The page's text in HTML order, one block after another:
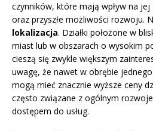
czynników, które mają wpływ na
oraz przyszłe możliwości rozwoju.
lokalizacja. Działki położone w
miast lub w obszarach o wysokim
cieszą się zwykle większym
uwagę, że nawet w obrębie
mogą mieć znacznie wyższe ceny
często związane z ogólnym
dostępem do usług.